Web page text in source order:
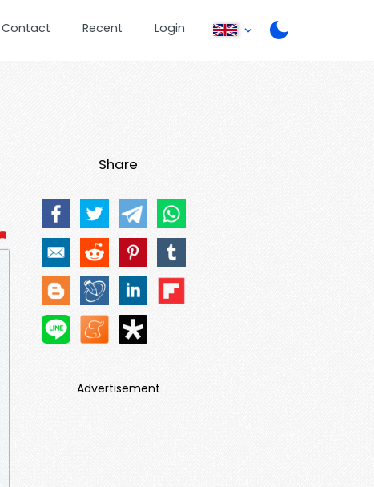
Contact Recent Login
Share
Advertisement